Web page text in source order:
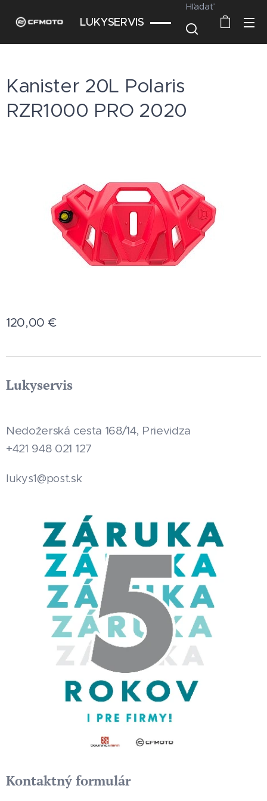
LUKYSERVIS
Hľadať
Kanister 20L Polaris
RZR1000 PRO 2020
120,00 €
Lukyservis
Nedožerská cesta 168/14, Prievidza
+421 948 021 127
lukys1@post.sk
Kontaktný formulár